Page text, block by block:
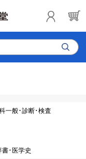
一般･診断･検査
･医学史